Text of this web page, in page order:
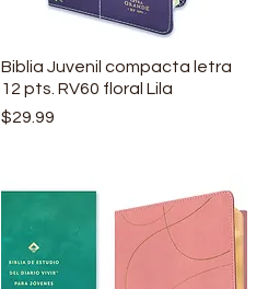
Vista rápida
Biblia Juvenil compacta letra
12 pts. RV60 floral Lila
Precio
$29.99